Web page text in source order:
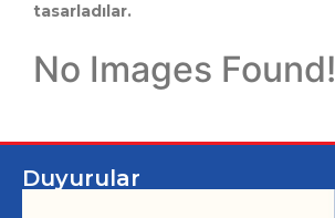
tasarladılar.
No Images Found!
Duyurular